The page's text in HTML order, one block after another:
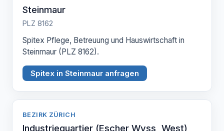
Steinmaur
PLZ 8162
Spitex Pflege, Betreuung und Hauswirtschaft in
Steinmaur (PLZ 8162).
Spitex in Steinmaur anfragen
BEZIRK ZÜRICH
Industriequartier (Escher Wyss, West)